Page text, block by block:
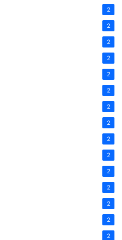
2
2
2
2
2
2
2
2
2
2
2
2
2
2
2